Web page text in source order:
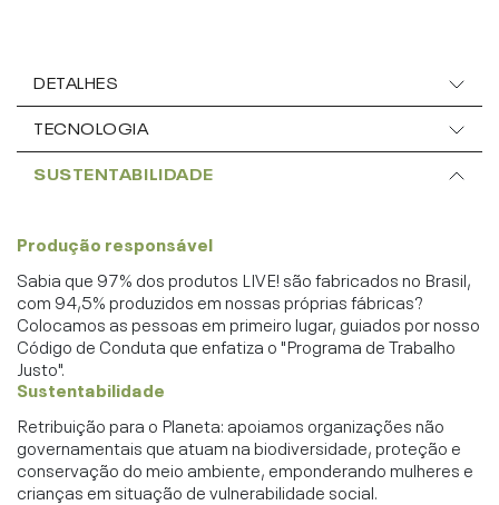
DETALHES
TECNOLOGIA
SUSTENTABILIDADE
Produção responsável
Sabia que 97% dos produtos LIVE! são fabricados no Brasil,
com 94,5% produzidos em nossas próprias fábricas?
Colocamos as pessoas em primeiro lugar, guiados por nosso
Código de Conduta que enfatiza o "Programa de Trabalho
Justo".
Sustentabilidade
Retribuição para o Planeta: apoiamos organizações não
governamentais que atuam na biodiversidade, proteção e
conservação do meio ambiente, emponderando mulheres e
crianças em situação de vulnerabilidade social.